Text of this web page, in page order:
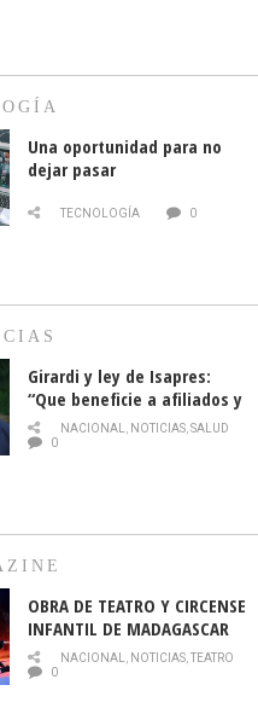
Una oportunidad para no
dejar pasar
TECNOLOGÍA 0
Girardi y ley de Isapres:
“Que beneficie a afiliados y
no legalice el abuso”
NACIONAL, NOTICIAS,SALUD
0
OBRA DE TEATRO Y CIRCENSE
INFANTIL DE MADAGASCAR
EN EL PARQUE HURATDO
NACIONAL, NOTICIAS,TEATRO
0